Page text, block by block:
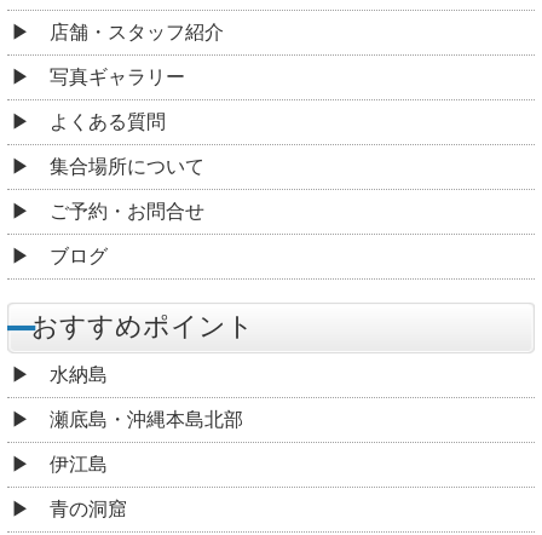
店舗・スタッフ紹介
写真ギャラリー
よくある質問
集合場所について
ご予約・お問合せ
ブログ
おすすめポイント
水納島
瀬底島・沖縄本島北部
伊江島
青の洞窟